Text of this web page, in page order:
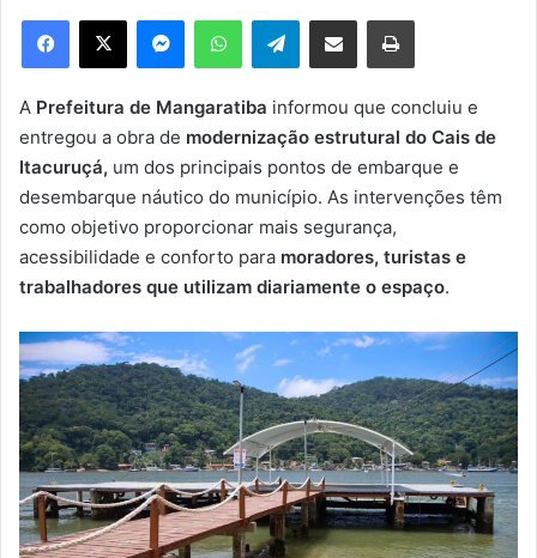
e
m
e
-
m
Telegram
A Prefeitura de Mangaratiba informou que concluiu e
entregou a obra de modernização estrutural do Cais de
Itacuruçá, um dos principais pontos de embarque e
desembarque náutico do município. As intervenções têm
como objetivo proporcionar mais segurança,
acessibilidade e conforto para moradores, turistas e
trabalhadores que utilizam diariamente o espaço.